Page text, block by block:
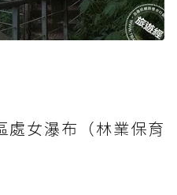
處女瀑布（林業保育